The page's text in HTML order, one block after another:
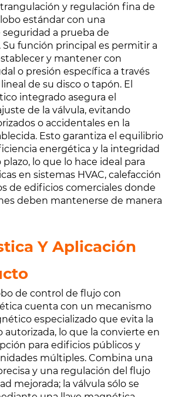
y regulación fina de
estándar con una
a prueba de
función principal es permitir a
y mantener con
o presión específica a través
de su disco o tapón. El
integrado asegura el
de la válvula, evitando
o accidentales en la
Esto garantiza el equilibrio
energética y la integridad
lo que lo hace ideal para
en sistemas HVAC, calefacción
de edificios comerciales donde
deben mantenerse de manera
Y Aplicación
de control de flujo con
cuenta con un mecanismo
especializado que evita la
autorizada, lo que la convierte en
para edificios públicos y
múltiples. Combina una
y una regulación del flujo
mejorada; la válvula sólo se